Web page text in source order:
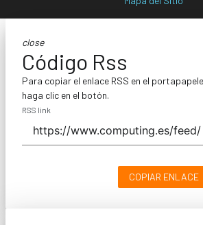
close
Código Rss
Para copiar el enlace RSS en el
haga clic en el botón.
RSS link
COPIAR ENLACE